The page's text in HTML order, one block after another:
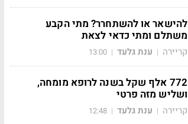
להישאר או להשתחרר? מתי הקבע
משתלם ומתי כדאי לצאת
קריירה | ענת גלעד |
13:00
772 אלף שקל בשנה לרופא מומחה,
ושליש מזה פרטי
קריירה | ענת גלעד |
12:48